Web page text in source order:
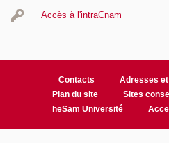
Accès à l'intraCnam
Contacts Adresses
Plan du site
Sites
heSam Université